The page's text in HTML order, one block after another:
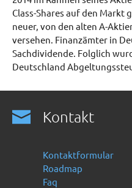
Class-Shares auf den Markt
neuer, von den alten A-
versehen. Finanzämter in
Sachdividende. Folglich
Deutschland
Kontakt
Kontaktformular
Roadmap
Faq